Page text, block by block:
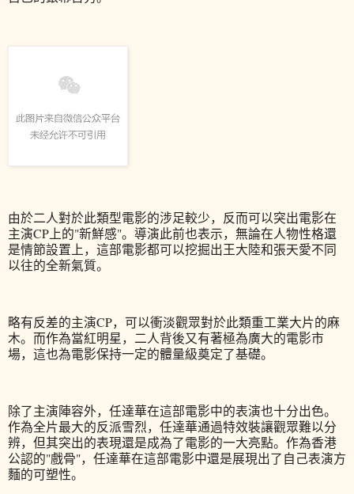
由於二人對於此類型電影的涉足較少，反而可以突出電影在
主演CP上的"新鮮感"。導演此前也表示，無論在人物性格還
是情節設置上，這部電影都可以挖掘出王大陸和張天愛不同
以往的全新氣質。
略有反差的主演CP，可以衝淡觀眾對於此類重工業大片的麻
木。而作為當紅明星，二人背後又有著極為廣大的電影市
場，這也為電影保持一定的體量級奠定了基礎。
除了主演陣容外，任達華在這部電影中的表演也十分出色。
作為全片最大的反派雪烈，任達華通過特效裝讓觀眾難以分
辨，但其突出的表現還是成為了電影的一大亮點。作為香港
公認的"戲骨"，任達華在這部電影中還是展現出了自己表演方
麵的可塑性。